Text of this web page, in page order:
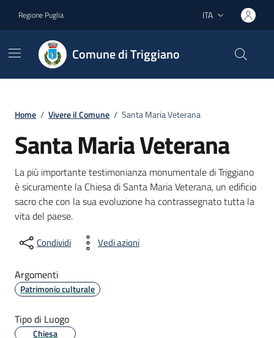
Regione Puglia Lingua attiva:
ITA
Comune di Triggiano
Home / Vivere il Comune / Santa Maria Veterana
Santa Maria Veterana
La più importante testimonianza monumentale di Triggiano
è sicuramente la Chiesa di Santa Maria Veterana, un edificio
sacro che con la sua evoluzione ha contrassegnato tutta la
vita del paese.
Condividi Vedi azioni
Argomenti
Patrimonio culturale
Tipo di Luogo
Chiesa